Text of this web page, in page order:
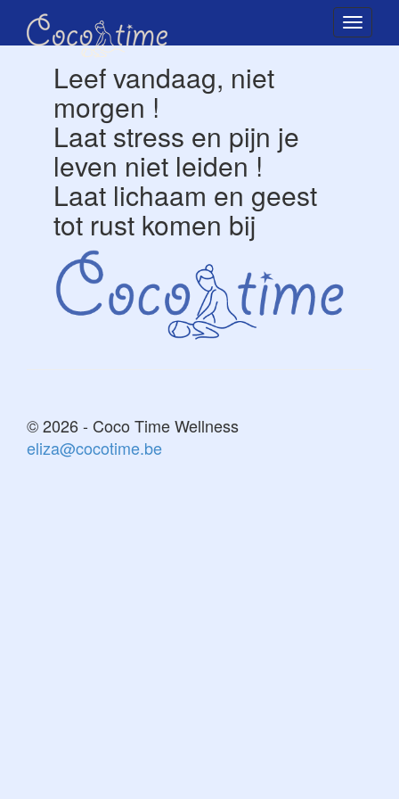
Toggle
Leef vandaag, niet
morgen !
Laat stress en pijn je
leven niet leiden !
Laat lichaam en geest
tot rust komen bij
© 2026 - Coco Time Wellness
eliza@cocotime.be